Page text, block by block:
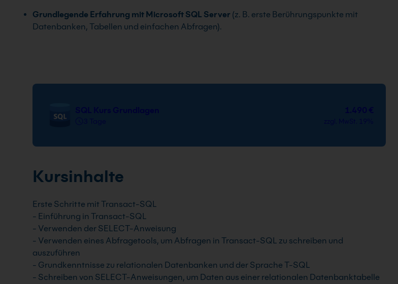
Grundlegende Erfahrung mit Microsoft SQL Server (z. B. erste Berührungspunkte mit
Datenbanken, Tabellen und einfachen Abfragen).
Kursinhalte
Erste Schritte mit Transact-SQL
- Einführung in Transact-SQL
- Verwenden der SELECT-Anweisung
- Verwenden eines Abfragetools, um Abfragen in Transact-SQL zu schreiben und
auszuführen
- Grundkenntnisse zu relationalen Datenbanken und der Sprache T-SQL
- Schreiben von SELECT-Anweisungen, um Daten aus einer relationalen Datenbanktabelle